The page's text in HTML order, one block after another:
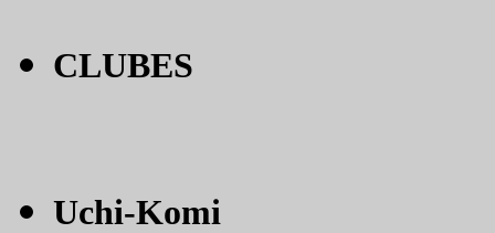
CLUBES
Uchi-Komi